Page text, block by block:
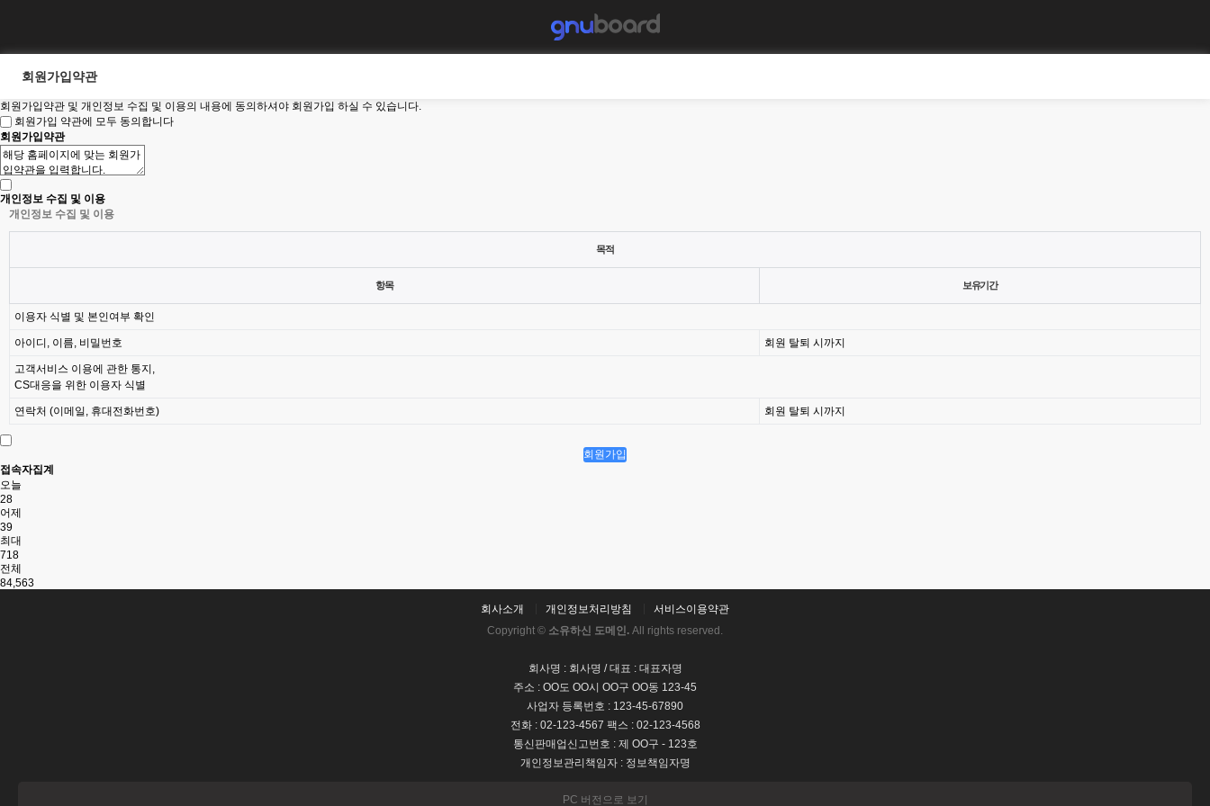
회원가입약관
회원가입약관 및 개인정보 수집 및 이용의 내용에 동의하셔야 회원가입 하실 수 있습니다.
회원가입 약관에 모두 동의합니다
회원가입약관
개인정보 수집 및 이용
개인정보 수집 및 이용
목적
항목 보유기간
이용자 식별 및 본인여부 확인
아이디, 이름, 비밀번호 회원 탈퇴 시까지
고객서비스 이용에 관한 통지,
CS대응을 위한 이용자 식별
연락처 (이메일, 휴대전화번호) 회원 탈퇴 시까지
회원가입
접속자집계
오늘
28
어제
39
최대
718
전체
84,563
회사소개 개인정보처리방침
서비스이용약관
Copyright © 소유하신 도메인. All rights reserved.
회사명 : 회사명 / 대표 : 대표자명
주소 : OO도 OO시 OO구 OO동 123-45
사업자 등록번호 : 123-45-67890
전화 : 02-123-4567 팩스 : 02-123-4568
통신판매업신고번호 : 제 OO구 - 123호
개인정보관리책임자 : 정보책임자명
PC 버전으로 보기